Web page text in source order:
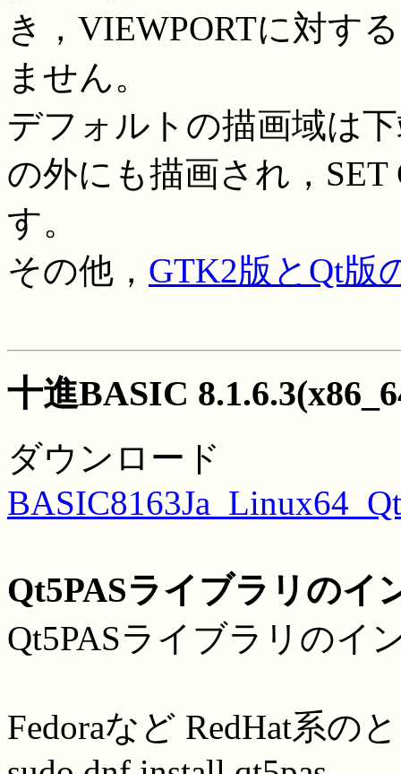
き，VIEWPORTに対す
ません。
デフォルトの描画域は
の外にも描画され，
す。
その他， GTK2版とQt版
十進BASIC
ダウンロード
Qt5PASライブラリのイ
Qt5PASライブラリのイ
Fedoraなど RedHat系の